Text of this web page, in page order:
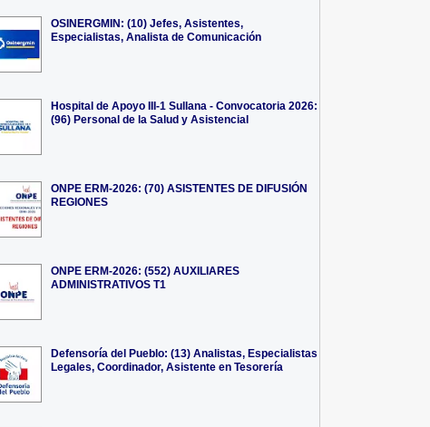
OSINERGMIN: (10) Jefes, Asistentes,
Especialistas, Analista de Comunicación
Hospital de Apoyo III-1 Sullana - Convocatoria 2026:
(96) Personal de la Salud y Asistencial
ONPE ERM-2026: (70) ASISTENTES DE DIFUSIÓN
REGIONES
ONPE ERM-2026: (552) AUXILIARES
ADMINISTRATIVOS T1
Defensoría del Pueblo: (13) Analistas, Especialistas
Legales, Coordinador, Asistente en Tesorería